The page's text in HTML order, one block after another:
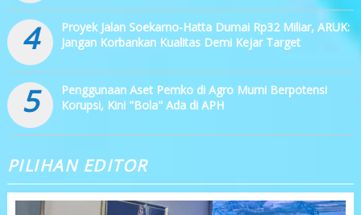
4
Proyek Jalan Soekarno-Hatta Dumai Rp32 Miliar, ARUK:
Jangan Korbankan Kualitas Demi Kejar Target
5
Penggunaan Aset Pemko di Agro Murni Berpotensi
Korupsi, Kini "Bola" Ada di APH
PILIHAN EDITOR